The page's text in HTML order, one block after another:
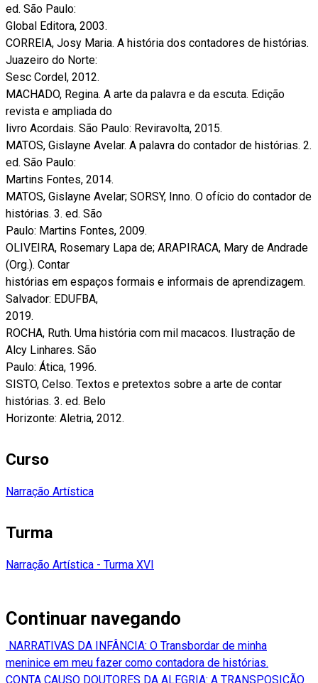
ed. São Paulo:
Global Editora, 2003.
CORREIA, Josy Maria. A história dos contadores de histórias.
Juazeiro do Norte:
Sesc Cordel, 2012.
MACHADO, Regina. A arte da palavra e da escuta. Edição
revista e ampliada do
livro Acordais. São Paulo: Reviravolta, 2015.
MATOS, Gislayne Avelar. A palavra do contador de histórias. 2.
ed. São Paulo:
Martins Fontes, 2014.
MATOS, Gislayne Avelar; SORSY, Inno. O ofício do contador de
histórias. 3. ed. São
Paulo: Martins Fontes, 2009.
OLIVEIRA, Rosemary Lapa de; ARAPIRACA, Mary de Andrade
(Org.). Contar
histórias em espaços formais e informais de aprendizagem.
Salvador: EDUFBA,
2019.
ROCHA, Ruth. Uma história com mil macacos. Ilustração de
Alcy Linhares. São
Paulo: Ática, 1996.
SISTO, Celso. Textos e pretextos sobre a arte de contar
histórias. 3. ed. Belo
Horizonte: Aletria, 2012.
Curso
Narração Artística
Turma
Narração Artística - Turma XVI
Continuar navegando
NARRATIVAS DA INFÂNCIA: O Transbordar de minha
meninice em meu fazer como contadora de histórias.
CONTA CAUSO DOUTORES DA ALEGRIA: A TRANSPOSIÇÃO